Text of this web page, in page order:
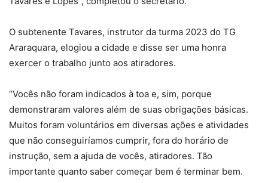
O subtenente Tavares, instrutor da turma 2023 do TG
Araraquara, elogiou a cidade e disse ser uma honra
exercer o trabalho junto aos atiradores.
“Vocês não foram indicados à toa e, sim, porque
demonstraram valores além de suas obrigações básicas.
Muitos foram voluntários em diversas ações e atividades
que não conseguiríamos cumprir, fora do horário de
instrução, sem a ajuda de vocês, atiradores. Tão
importante quanto saber começar bem é terminar bem.